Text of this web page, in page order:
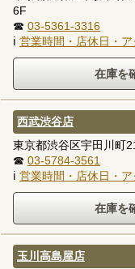
6F
☎ 03-5361-3316
ℹ 営業時間・店休日・
西武渋谷店
東京都渋谷区宇田川町
☎ 03-5784-3561
ℹ 営業時間・店休日・
玉川高島屋店